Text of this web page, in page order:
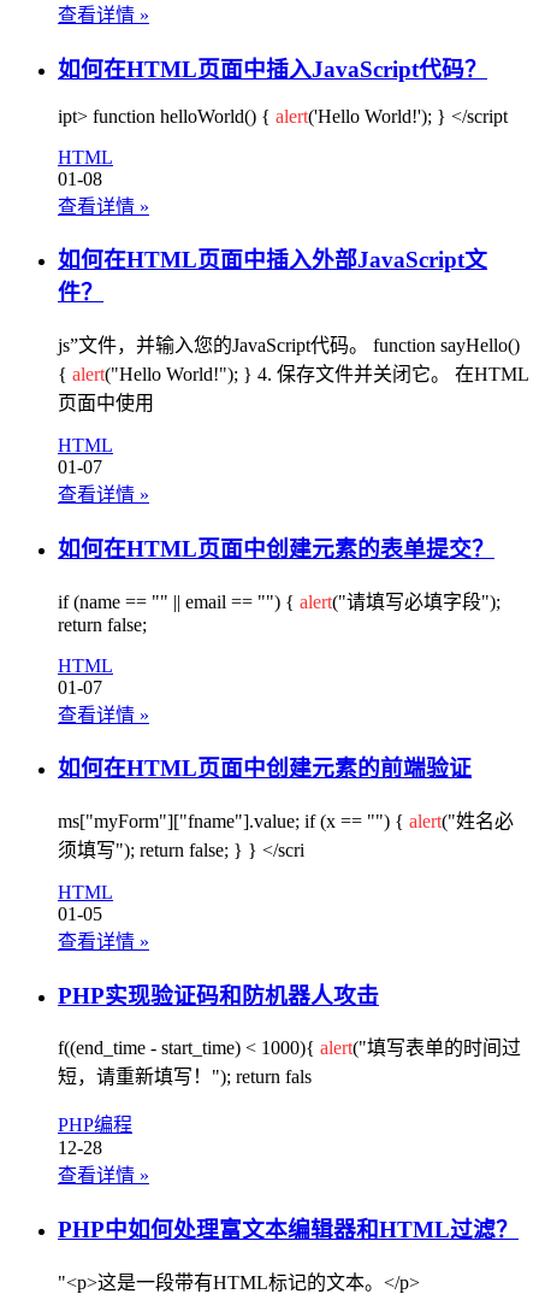
查看详情 »
如何在HTML页面中插入JavaScript代码？
ipt> function helloWorld() { alert('Hello World!'); } </script
HTML
01-08
查看详情 »
如何在HTML页面中插入外部JavaScript文
件？
js”文件，并输入您的JavaScript代码。 function sayHello()
{ alert("Hello World!"); } 4. 保存文件并关闭它。 在HTML
页面中使用
HTML
01-07
查看详情 »
如何在HTML页面中创建元素的表单提交？
if (name == "" || email == "") { alert("请填写必填字段");
return false;
HTML
01-07
查看详情 »
如何在HTML页面中创建元素的前端验证
ms["myForm"]["fname"].value; if (x == "") { alert("姓名必
须填写"); return false; } } </scri
HTML
01-05
查看详情 »
PHP实现验证码和防机器人攻击
f((end_time - start_time) < 1000){ alert("填写表单的时间过
短，请重新填写！"); return fals
PHP编程
12-28
查看详情 »
PHP中如何处理富文本编辑器和HTML过滤？
"<p>这是一段带有HTML标记的文本。</p>